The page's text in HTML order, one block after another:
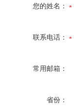
您的姓名：
联系电话：
常用邮箱：
省份：